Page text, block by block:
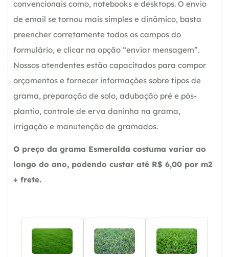
convencionais como, notebooks e desktops. O envio
de email se tornou mais simples e dinâmico, basta
preencher corretamente todos os campos do
formulário, e clicar na opção “enviar mensagem”.
Nossos atendentes estão capacitados para compor
orçamentos e fornecer informações sobre tipos de
grama, preparação de solo, adubação pré e pós-
plantio, controle de erva daninha na grama,
irrigação e manutenção de gramados.
O preço da grama Esmeralda costuma variar ao
longo do ano, podendo custar até R$ 6,00 por m2
+ frete.